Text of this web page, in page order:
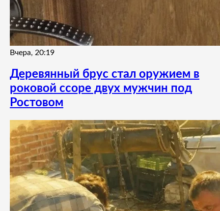
Вчера, 20:19
Деревянный брус стал оружием в
роковой ссоре двух мужчин под
Ростовом